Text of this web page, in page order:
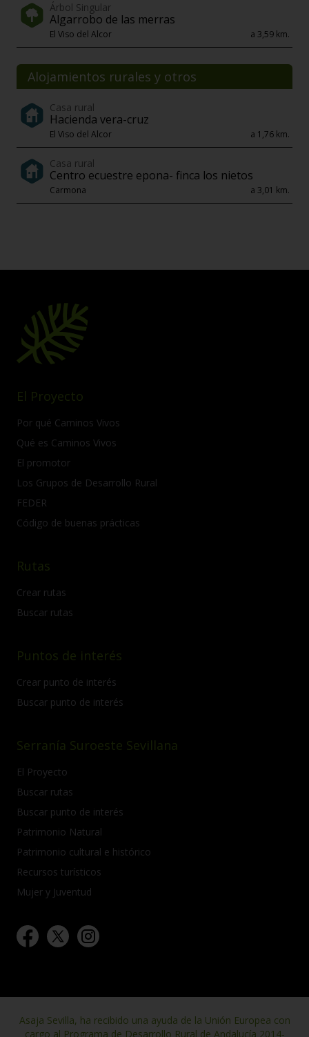
Árbol Singular
Algarrobo de las merras
El Viso del Alcor a 3,59 km.
Alojamientos rurales y otros
Casa rural
Hacienda vera-cruz
El Viso del Alcor a 1,76 km.
Casa rural
Centro ecuestre epona- finca los nietos
Carmona a 3,01 km.
El Proyecto
Por qué Caminos Vivos
Qué es Caminos Vivos
El promotor
Los Grupos de Desarrollo Rural
FEDER
Código de buenas prácticas
Rutas
Crear rutas
Buscar rutas
Puntos de interés
Crear punto de interés
Buscar punto de interés
Serranía Suroeste Sevillana
El Proyecto
Buscar rutas
Buscar punto de interés
Patrimonio Natural
Patrimonio cultural e histórico
Recursos turísticos
Mujer y Juventud
Asaja Sevilla, ha recibido una ayuda de la Unión Europea con
cargo al Programa de Desarrollo Rural de Andalucía 2014-